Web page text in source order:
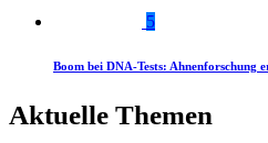
5
Boom bei DNA-Tests: Ahnenforschung
Aktuelle Themen